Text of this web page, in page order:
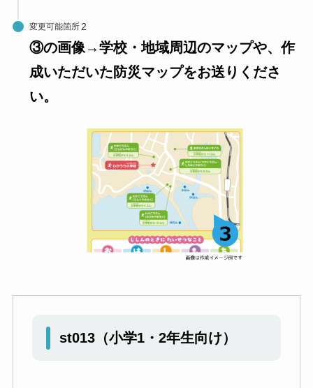
変更可能箇所
③の画像→学校・地域周辺のマップや、作
成いただいた防災マップをお送りくださ
い。
st013 （小学1・2年生向け）